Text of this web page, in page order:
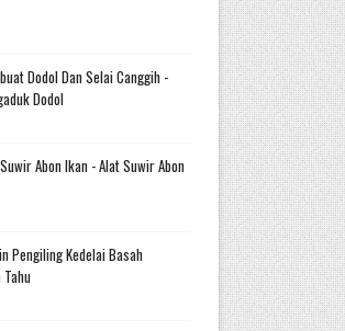
Dodol Dan Selai Canggih -
Dodol
Abon Ikan - Alat Suwir Abon
Pengiling Kedelai Basah